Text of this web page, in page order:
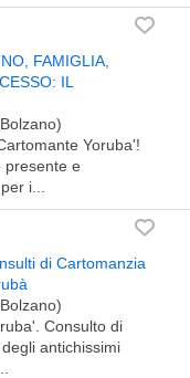
FAMIGLIA,
IL
Yoruba'!
presente e
i...
di Cartomanzia
Consulto di
antichissimi